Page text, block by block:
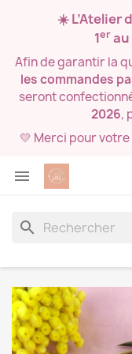
☀️ L’Atelier
1erau
Afin de garantir la
les commandes
seront
2026,
💛 Merci pour

search